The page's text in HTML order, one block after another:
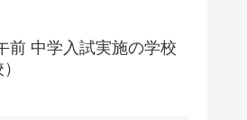
前 中学入試実施の学校